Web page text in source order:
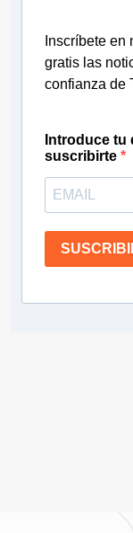
Inscríbete
gratis las
confianza de
Introduce tu
suscribirte